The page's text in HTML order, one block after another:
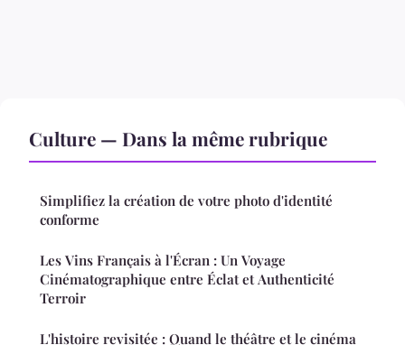
Culture — Dans la même rubrique
Simplifiez la création de votre photo d'identité
conforme
Les Vins Français à l'Écran : Un Voyage
Cinématographique entre Éclat et Authenticité
Terroir
L'histoire revisitée : Quand le théâtre et le cinéma